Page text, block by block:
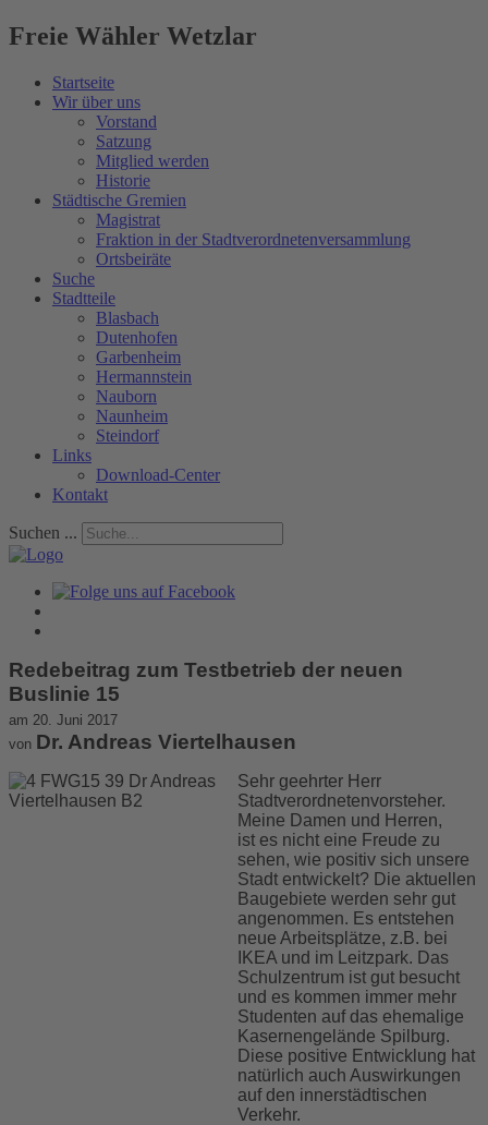
Freie Wähler Wetzlar
Startseite
Wir über uns
Vorstand
Satzung
Mitglied werden
Historie
Städtische Gremien
Magistrat
Fraktion in der Stadtverordnetenversammlung
Ortsbeiräte
Suche
Stadtteile
Blasbach
Dutenhofen
Garbenheim
Hermannstein
Nauborn
Naunheim
Steindorf
Links
Download-Center
Kontakt
Suchen ...
Redebeitrag zum Testbetrieb der neuen
Buslinie 15
am 20. Juni 2017
von Dr. Andreas Viertelhausen
Sehr geehrter Herr
Stadtverordnetenvorsteher.
Meine Damen und Herren,
ist es nicht eine Freude zu
sehen, wie positiv sich unsere
Stadt entwickelt? Die aktuellen
Baugebiete werden sehr gut
angenommen. Es entstehen
neue Arbeitsplätze, z.B. bei
IKEA und im Leitzpark. Das
Schulzentrum ist gut besucht
und es kommen immer mehr
Studenten auf das ehemalige
Kasernengelände Spilburg.
Diese positive Entwicklung hat
natürlich auch Auswirkungen
auf den innerstädtischen
Verkehr.